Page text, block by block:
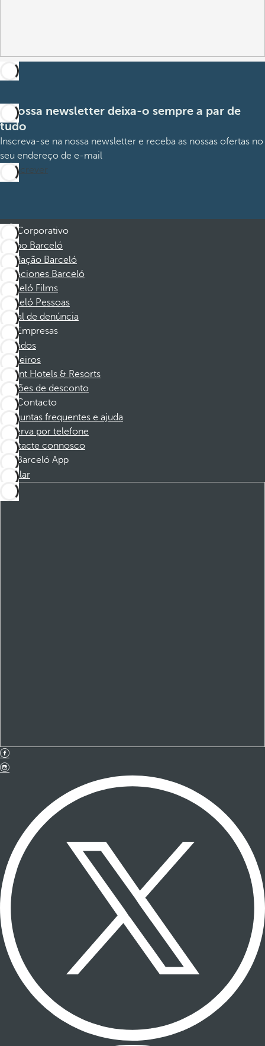
A nossa newsletter deixa-o sempre a par de
tudo
Inscreva-se na nossa newsletter e receba as nossas ofertas no
seu endereço de e-mail
Subscrever
Corporativo
Grupo Barceló
Fundação Barceló
Vacaciones Barceló
Barceló Films
Barceló Pessoas
Canal de denúncia
Empresas
Afiliados
Parceiros
Dorint Hotels & Resorts
Cupões de desconto
Contacto
Perguntas frequentes e ajuda
Reserva por telefone
Contacte connosco
Barceló App
Instalar